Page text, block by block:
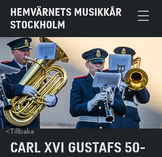
HEMVÄRNETS MUSIKKÅR
STOCKHOLM
Carl XVI Gustafs 50-
<Tillbaka